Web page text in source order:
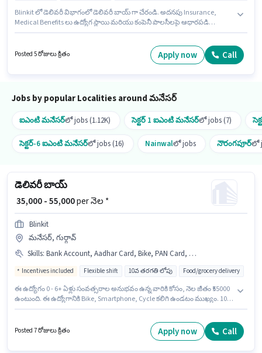
Blinkit లో డెలివరీ విభాగంలో డెలివరీ బాయ్ గా చేరండి. అదనపు Insurance,
Medical Benefits లు ఉద్యోగ స్థాయి మరియు కంపెనీ పాలసీలపై ఆధారపడి
6+ ఏళ్లు సంవత్సరాల అనుభవం ఉన్న వారికి కోసం అనుకూలంగా ఉంటుంది. మీరు
నెలకు ₹60000 వరకు సంపాదించవచ్చు. ఈ ఉద్యోగానికి దరఖాస్తు చేయాలనుకునే
Posted 5 రోజులు క్రితం Apply now Call
Jobs by popular Localities around మనేసర్
ఐఎంటి మనేసర్లో jobs (1.12K) సెక్టర్ 1 ఐఎంటి మనేసర్లో jobs (7)
సెక్టర్-6 ఐఎంటి మనేసర్లో jobs (16) Nainwalలో jobs నౌరంగపూర్లో
డెలివరీ బాయ్
₹ 35,000 - 55,000per నెల *
Blinkit
మనేసర్, గుర్గావ్
Skills: Bank Account, Aadhar Card, Bike, PAN Card, Cycle, Smartphone, Two-Wheeler Driving
Incentives included Flexible shift 10వ తరగతి లోపు Food/grocery delivery
ఈ ఉద్యోగం 0 - 6+ ఏళ్లు సంవత్సరాల అనుభవం ఉన్న వారికి కోసం, నెల జీతం ₹55000
ఉంటుంది. ఈ ఉద్యోగానికి Bike, Smartphone, Cycle కలిగి ఉండటం ముఖ్యం. 10వ
ఈ ఉద్యోగానికి అర్హత పొందేందుకు అభ్యర్థికి Two-Wheeler Driving వంటి
Posted 7 రోజులు క్రితం Apply now Call